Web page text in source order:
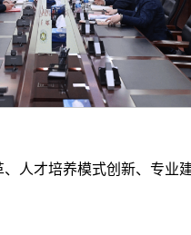
人才培养模式创新、专